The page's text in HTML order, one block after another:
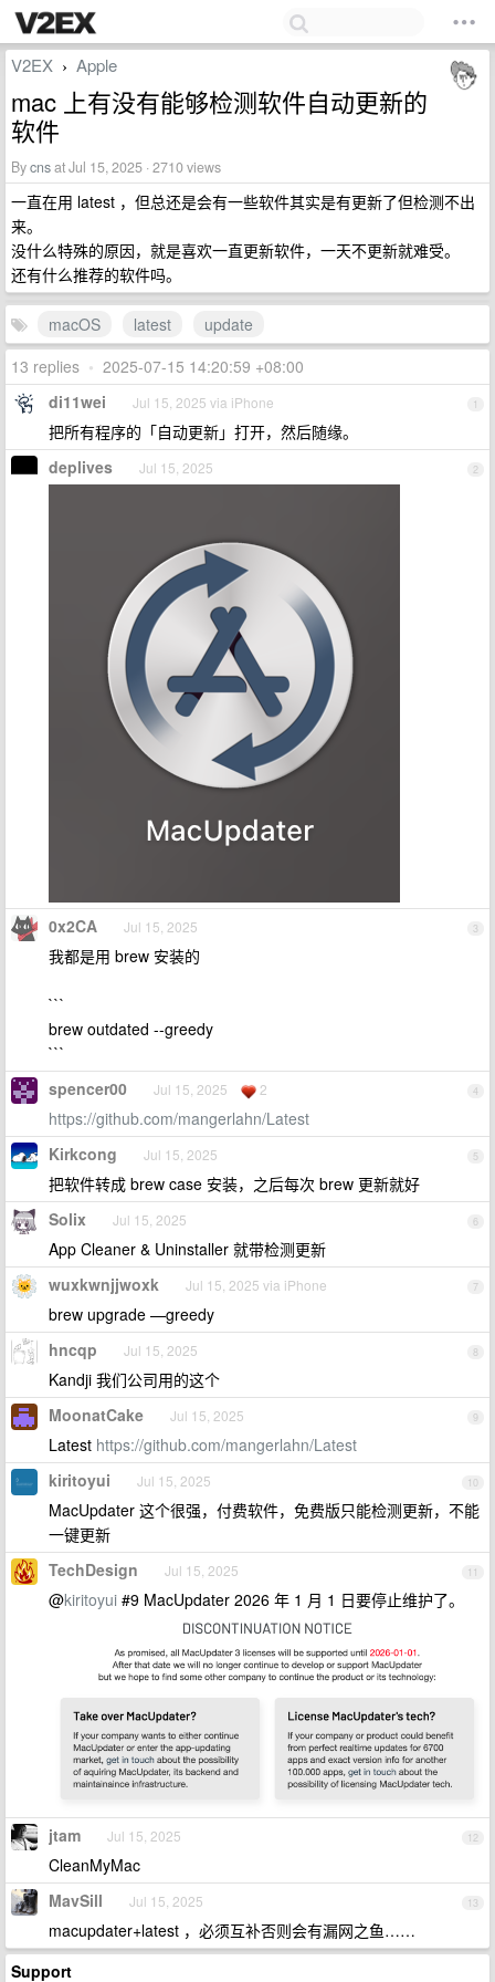
V2EX › Apple
mac 上有没有能够检测软件自动更新的
软件
Bycnsat Jul 15, 2025 · 2710 views
一直在用 latest ，但总还是会有一些软件其实是有更新了但检测不出
来。
没什么特殊的原因，就是喜欢一直更新软件，一天不更新就难受。
还有什么推荐的软件吗。
macOS latest
update
13 replies • 2025-07-15 14:20:59 +08:00
1
di11wei Jul 15, 2025 via iPhone
把所有程序的「自动更新」打开，然后随缘。
2
deplives Jul 15, 2025
3
0x2CA Jul 15, 2025
我都是用 brew 安装的
```
brew outdated --greedy
```
4
spencer00 Jul 15, 2025 2
https://github.com/mangerlahn/Latest
5
Kirkcong Jul 15, 2025
把软件转成 brew case 安装，之后每次 brew 更新就好
6
Solix Jul 15, 2025
App Cleaner & Uninstaller 就带检测更新
7
wuxkwnjjwoxk Jul 15, 2025 via iPhone
brew upgrade —greedy
8
hncqp Jul 15, 2025
Kandji 我们公司用的这个
9
MoonatCake Jul 15, 2025
Latest https://github.com/mangerlahn/Latest
10
kiritoyui Jul 15, 2025
MacUpdater 这个很强，付费软件，免费版只能检测更新，不能
一键更新
11
TechDesign Jul 15, 2025
@kiritoyui #9 MacUpdater 2026 年 1 月 1 日要停止维护了。
12
jtam Jul 15, 2025
CleanMyMac
13
MavSill Jul 15, 2025
macupdater+latest ，必须互补否则会有漏网之鱼……
Support